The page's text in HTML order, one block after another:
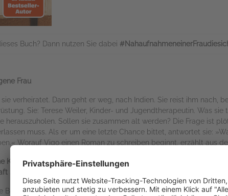
Buch? Dann nutzen Sie dabei
Frau
verheiratet. Dann geht er weg, nach Indien. Sie reist ihm nach,
Sie: Terese Weiler, Kinder- und Jugendtherapeutin. Was
herauszuholen. Sollen sie zusammen alt werden? Die Frage ist
muss. Als er um eine letzte Chance bittet, antwortet sie:
Worauf Vigo einen Roman zu schreiben beginnt, erzählt aus
Karten als Autor eines epischen Liebes- und Lebensromans
seines Erzählens.
Bodo Kirchhoff können nur wenige über das Wesen des